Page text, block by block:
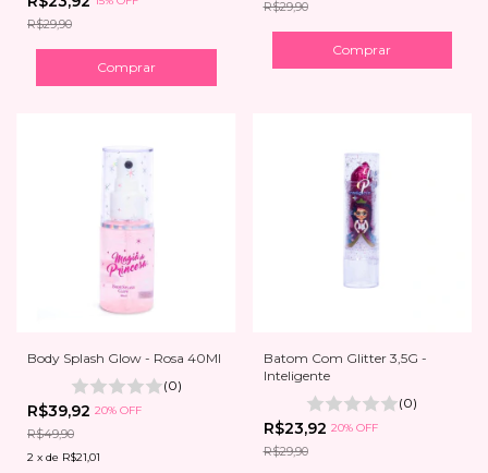
R$29,90
R$29,90
Body Splash Glow - Rosa 40Ml
(0)
R$39,92 20% OFF
R$49,90
2 x de R$21,01
Batom Com Glitter 3,5G -
Inteligente
(0)
R$23,92 20% OFF
R$29,90